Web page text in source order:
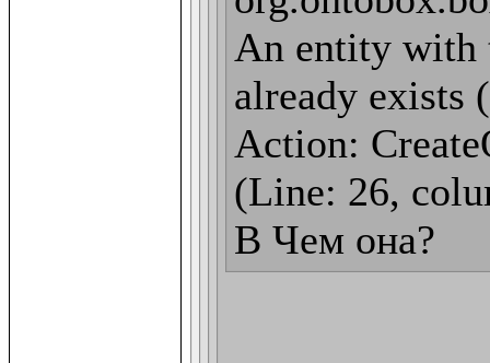
An entity with
already exists
Action:
(Line: 26,
В Чем она?